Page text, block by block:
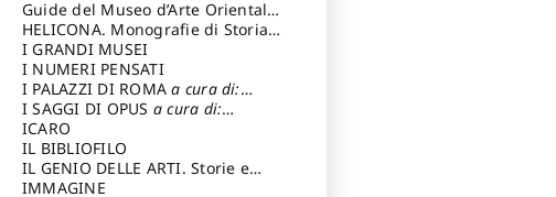
Trusiani Elio
Guide del Museo d’Arte Orientale
“Giuseppe Tucci”
HELICONA. Monografie di Storia
dell'Artea cura di: Gallo Marco
I GRANDI MUSEI
I NUMERI PENSATI
I PALAZZI DI ROMAa cura di:
Ippoliti Alessandro
I SAGGI DI OPUS a cura di:
Scalesse Tommaso
ICARO
IL BIBLIOFILO
IL GENIO DELLE ARTI. Storie e
interpretazione
IMMAGINE